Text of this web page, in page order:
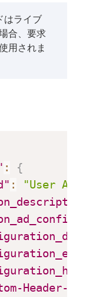
はライブ
合、要求
用されま
:
{
:
"User
Header-